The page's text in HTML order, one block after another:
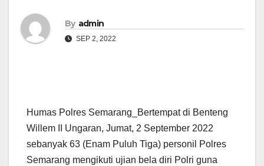
By admin
SEP 2, 2022
Humas Polres Semarang_Bertempat di Benteng
Willem II Ungaran, Jumat, 2 September 2022
sebanyak 63 (Enam Puluh Tiga) personil Polres
Semarang mengikuti ujian bela diri Polri guna